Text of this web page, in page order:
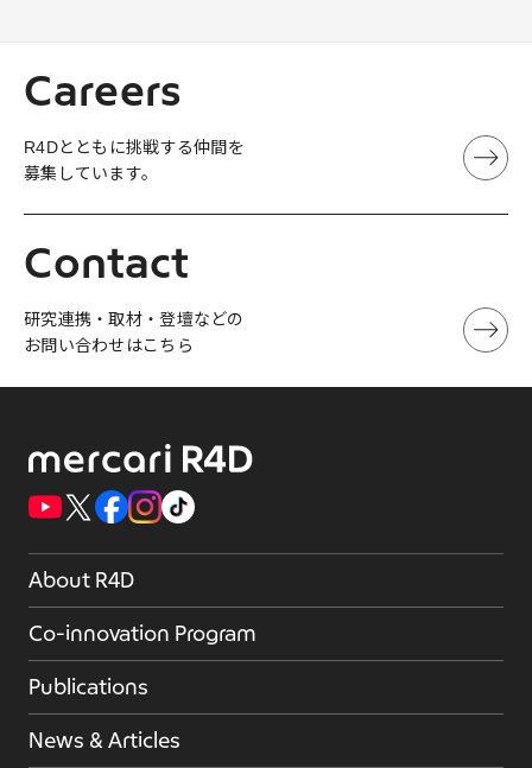
Careers
R4Dとともに挑戦する仲間を
募集しています。
Contact
研究連携・取材・登壇などの
お問い合わせはこちら
About R4D
Co-innovation Program
Publications
News & Articles